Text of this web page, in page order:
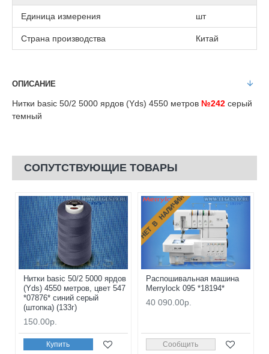
Единица измерения шт
Страна производства Китай
ОПИСАНИЕ
Нитки basic 50/2 5000 ярдов (Yds) 4550 метров №242 серый
темный
СОПУТСТВУЮЩИЕ ТОВАРЫ
Нитки basic 50/2 5000 ярдов
(Yds) 4550 метров, цвет 547
*07876* синий серый
(штопка) (133г)
150.00р.
Купить
НЕТ В НАЛИЧИИ
Распошивальная машина
Merrylock 095 *18194*
40 090.00р.
Сообщить